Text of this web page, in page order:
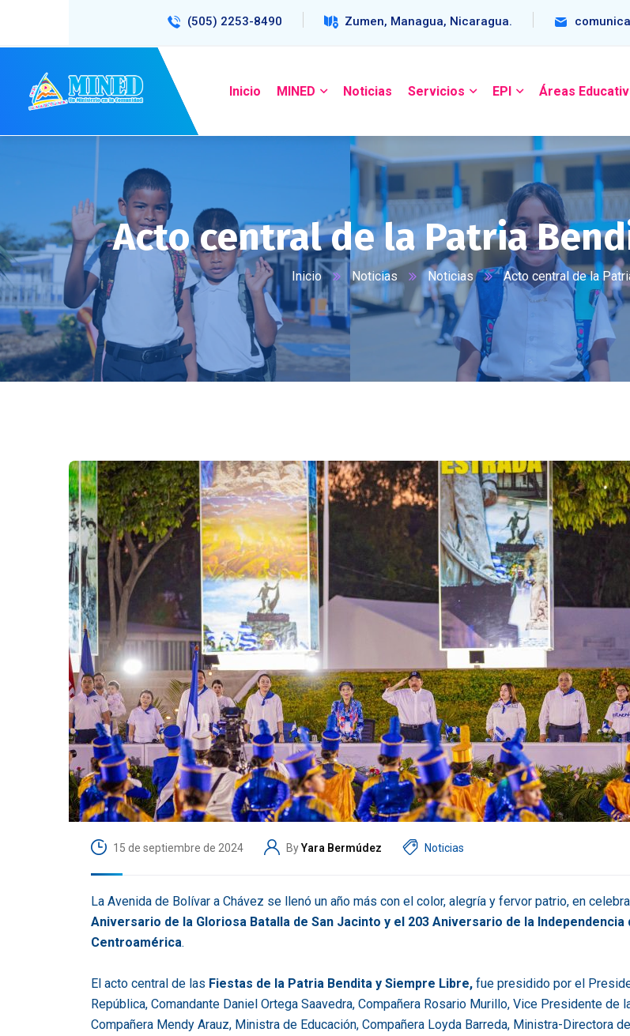
(505) 2253-8490 Zumen, Managua, Nicaragua.
Inicio MINED Noticias Servicios EPI Áreas
Acto central de la Patria
Inicio Noticias Noticias Acto central de la
15 de septiembre de 2024 ByYara Bermúdez Noticias
La Avenida de Bolívar a Chávez se llenó un año más con el color, alegría y fervor patrio, en
Aniversario de la Gloriosa Batalla de San Jacinto y el 203 Aniversario de la Independencia
Centroamérica.
El acto central de las Fiestas de la Patria Bendita y Siempre Libre, fue presidido por el
República, Comandante Daniel Ortega Saavedra, Compañera Rosario Murillo, Vice Presidente de
Compañera Mendy Arauz, Ministra de Educación, Compañera Loyda Barreda, Ministra-Directora